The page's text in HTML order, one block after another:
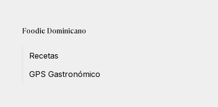
Foodie Dominicano
Recetas
GPS Gastronómico